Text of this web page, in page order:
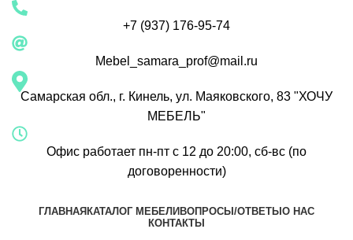
+7 (937) 176-95-74
Mebel_samara_prof@mail.ru
Самарская обл., г. Кинель, ул. Маяковского, 83 "ХОЧУ
МЕБЕЛЬ"
Офис работает пн-пт с 12 до 20:00, сб-вс (по
договоренности)
ГЛАВНАЯ КАТАЛОГ МЕБЕЛИ ВОПРОСЫ/ОТВЕТЫ О НАС
КОНТАКТЫ